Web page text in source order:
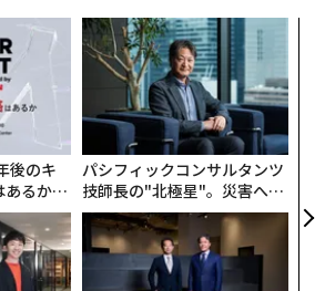
後のキ
あるか。
ブのキャ
S
パシフィックコンサルタンツ
技師長の"北極星"。災害への
無力感を乗り越え見つけた、
防災一筋20年の答え